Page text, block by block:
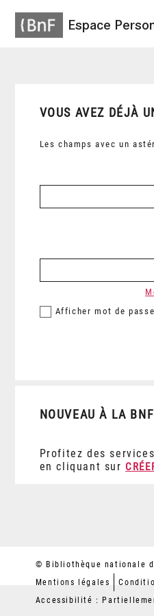
Espace
VOUS AVEZ DÉJÀ
Les champs avec un
Afficher mot de passe
NOUVEAU À LA
Profitez des
en cliquant sur
© Bibliothèque nationale
Mentions légales
Accessibilité :